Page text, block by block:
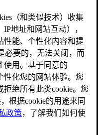
（和类似技术）收集
地址和网站互动），
性能、个性化内容和提
必要的，无法关闭，而
使用。基于同意的
性化您的网站体验。您
绝所有此类cookie。您
根据cookie的用途来同
政策，了解我们如何使